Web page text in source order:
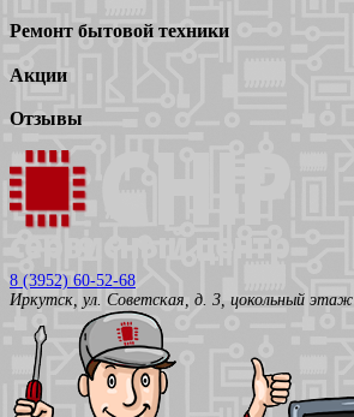
Ремонт бытовой техники
Акции
Отзывы
8 (3952) 60-52-68
Иркутск, ул. Советская, д. 3, цокольный этаж